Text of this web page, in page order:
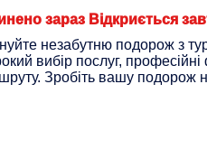
зараз Відкриється
незабутню подорож з
вибір послуг, професійні
Зробіть вашу подорож